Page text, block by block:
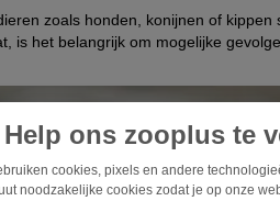
zoals honden, konijnen of kippen
is het belangrijk om mogelijke
Help ons zooplus te
cookies, pixels en andere
noodzakelijke cookies zodat je op onze